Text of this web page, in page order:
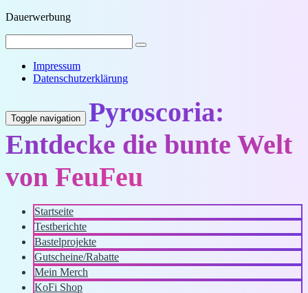
Dauerwerbung
Impressum
Datenschutzerklärung
Toggle navigation
Pyroscoria:
Entdecke die bunte Welt
von FeuFeu
Startseite
Testberichte
Bastelprojekte
Gutscheine/Rabatte
Mein Merch
KoFi Shop